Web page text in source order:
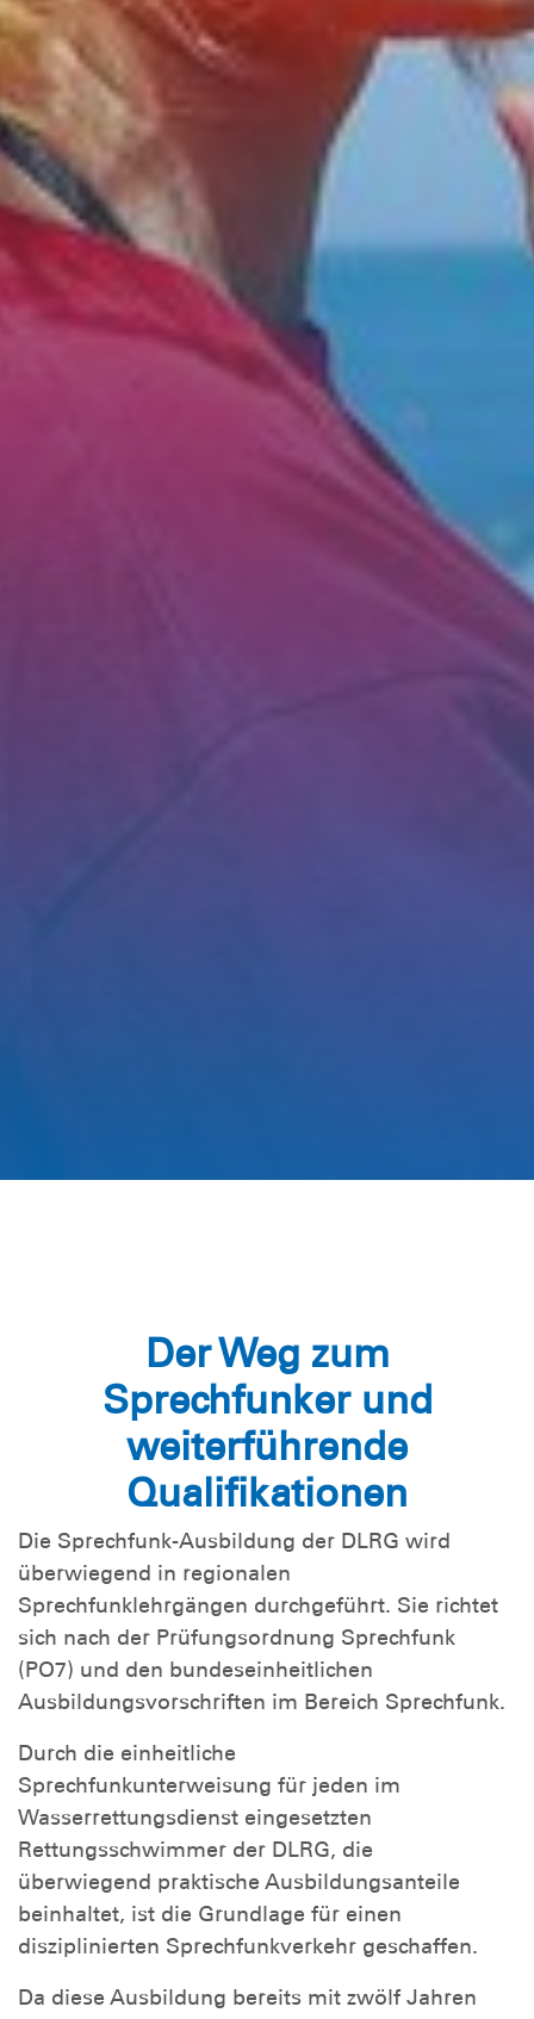
Der Weg zum
Sprechfunker und
weiterführende
Qualifikationen
Die Sprechfunk-Ausbildung der DLRG wird
überwiegend in regionalen
Sprechfunklehrgängen durchgeführt. Sie richtet
sich nach der Prüfungsordnung Sprechfunk
(PO7) und den bundeseinheitlichen
Ausbildungsvorschriften im Bereich Sprechfunk.
Durch die einheitliche
Sprechfunkunterweisung für jeden im
Wasserrettungsdienst eingesetzten
Rettungsschwimmer der DLRG, die
überwiegend praktische Ausbildungsanteile
beinhaltet, ist die Grundlage für einen
disziplinierten Sprechfunkverkehr geschaffen.
Da diese Ausbildung bereits mit zwölf Jahren